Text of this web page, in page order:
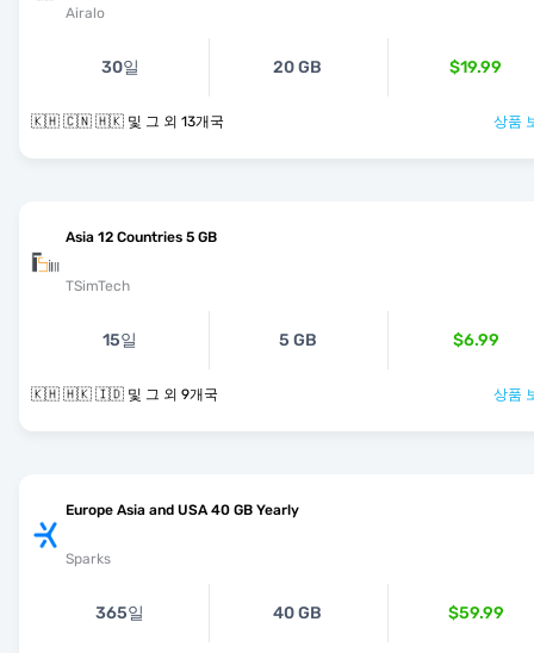
Airalo
30일 20 GB $19.99
🇰🇭 🇨🇳 🇭🇰 및 그 외 13개국 상품
Asia 12 Countries 5 GB
TSimTech
15일 5 GB $6.99
🇰🇭 🇭🇰 🇮🇩 및 그 외 9개국 상품
Europe Asia and USA 40 GB Yearly
Sparks
365일 40 GB $59.99